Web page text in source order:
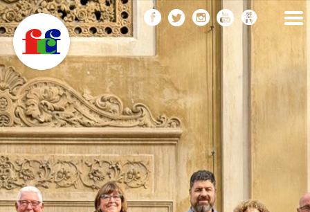
Vés
al
contingut
FEDERACIÓ CATALANA
DE FOTOGRAFIA
F
C
F